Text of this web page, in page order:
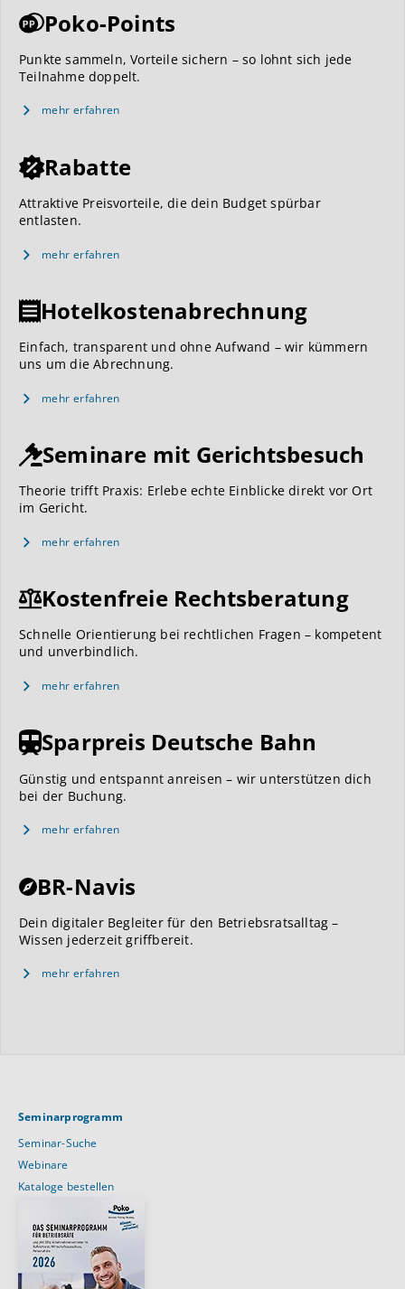
Poko-Points
Punkte sammeln, Vorteile sichern – so lohnt sich jede
Teilnahme doppelt.
mehr erfahren
Rabatte
Attraktive Preisvorteile, die dein Budget spürbar
entlasten.
mehr erfahren
Hotelkostenabrechnung
Einfach, transparent und ohne Aufwand – wir kümmern
uns um die Abrechnung.
mehr erfahren
Seminare mit Gerichtsbesuch
Theorie trifft Praxis: Erlebe echte Einblicke direkt vor Ort
im Gericht.
mehr erfahren
Kostenfreie Rechtsberatung
Schnelle Orientierung bei rechtlichen Fragen – kompetent
und unverbindlich.
mehr erfahren
Sparpreis Deutsche Bahn
Günstig und entspannt anreisen – wir unterstützen dich
bei der Buchung.
mehr erfahren
BR-Navis
Dein digitaler Begleiter für den Betriebsratsalltag –
Wissen jederzeit griffbereit.
mehr erfahren
Seminarprogramm
Seminar-Suche
Webinare
Kataloge bestellen